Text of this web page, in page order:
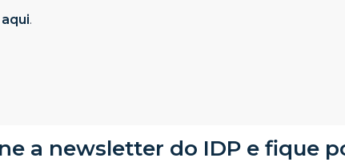
aqui.
a newsletter do IDP e fique